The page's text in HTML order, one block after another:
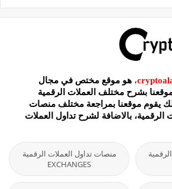
، هو موقع مختص في مجال
موقعنا بشرح مختلف العملات الرقمية
يقوم موقعنا بمراجعة مختلف منصات
الرقمية، بالاضافة لشرح تداول العملات
منصات تداول العملات الرقمية
EXCHANGES